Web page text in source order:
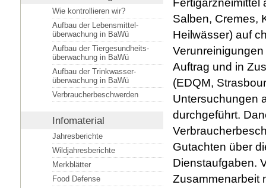
Wie kontrollieren wir?
Aufbau der Lebensmittel­
überwachung in BaWü
Aufbau der Tiergesundheits­
überwachung in BaWü
Aufbau der Trinkwasser­
überwachung in BaWü
Verbraucherbeschwerden
Infomaterial
Jahresberichte
Wildjahresberichte
Merkblätter
Food Defense
Fertigarzneimittel
Salben, Cremes,
Heilwässer) auf
Auftrag und in
(EDQM,
Untersuchungen
durchgeführt.
Gutachten über
Dienstaufgaben.
Zusammenarbeit